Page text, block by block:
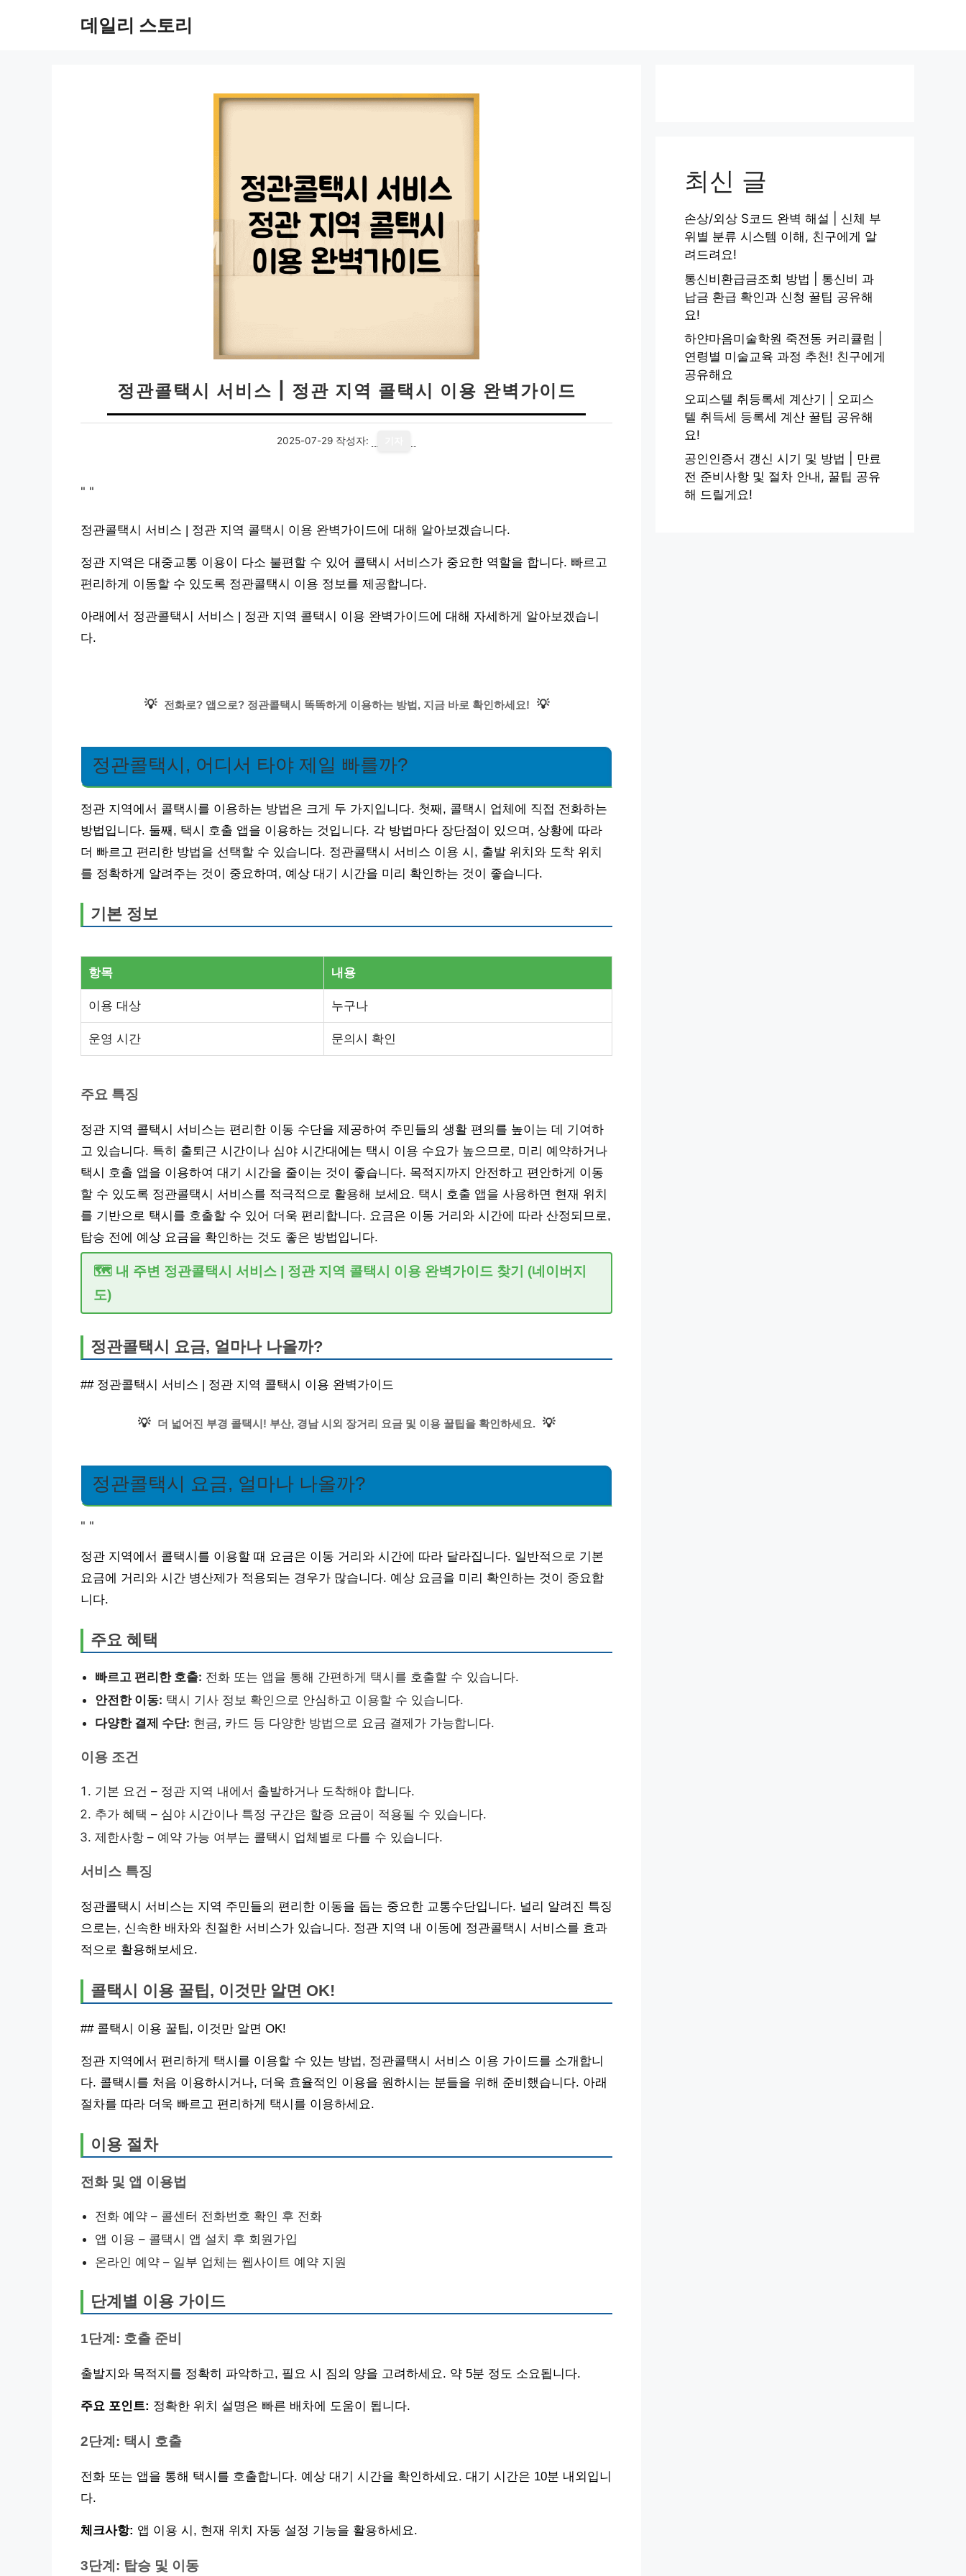
데일리 스토리
정관콜택시 서비스 | 정관 지역 콜택시 이용 완벽가이드
2025-07-29 작성자:
" "
정관콜택시 서비스 | 정관 지역 콜택시 이용 완벽가이드에 대해 알아보겠습니다.
정관 지역은 대중교통 이용이 다소 불편할 수 있어 콜택시 서비스가 중요한 역할을 합니다. 빠르고
편리하게 이동할 수 있도록 정관콜택시 이용 정보를 제공합니다.
아래에서 정관콜택시 서비스 | 정관 지역 콜택시 이용 완벽가이드에 대해 자세하게 알아보겠습니
다.
💡 전화로? 앱으로? 정관콜택시 똑똑하게 이용하는 방법, 지금 바로 확인하세요! 💡
정관콜택시, 어디서 타야 제일 빠를까?
정관 지역에서 콜택시를 이용하는 방법은 크게 두 가지입니다. 첫째, 콜택시 업체에 직접 전화하는
방법입니다. 둘째, 택시 호출 앱을 이용하는 것입니다. 각 방법마다 장단점이 있으며, 상황에 따라
더 빠르고 편리한 방법을 선택할 수 있습니다. 정관콜택시 서비스 이용 시, 출발 위치와 도착 위치
를 정확하게 알려주는 것이 중요하며, 예상 대기 시간을 미리 확인하는 것이 좋습니다.
기본 정보
항목 내용
이용 대상 누구나
운영 시간 문의시 확인
주요 특징
정관 지역 콜택시 서비스는 편리한 이동 수단을 제공하여 주민들의 생활 편의를 높이는 데 기여하
고 있습니다. 특히 출퇴근 시간이나 심야 시간대에는 택시 이용 수요가 높으므로, 미리 예약하거나
택시 호출 앱을 이용하여 대기 시간을 줄이는 것이 좋습니다. 목적지까지 안전하고 편안하게 이동
할 수 있도록 정관콜택시 서비스를 적극적으로 활용해 보세요. 택시 호출 앱을 사용하면 현재 위치
를 기반으로 택시를 호출할 수 있어 더욱 편리합니다. 요금은 이동 거리와 시간에 따라 산정되므로,
탑승 전에 예상 요금을 확인하는 것도 좋은 방법입니다.
🗺️ 내 주변 정관콜택시 서비스 | 정관 지역 콜택시 이용 완벽가이드 찾기 (네이버지
도)
정관콜택시 요금, 얼마나 나올까?
## 정관콜택시 서비스 | 정관 지역 콜택시 이용 완벽가이드
💡 더 넓어진 부경 콜택시! 부산, 경남 시외 장거리 요금 및 이용 꿀팁을 확인하세요. 💡
정관콜택시 요금, 얼마나 나올까?
" "
정관 지역에서 콜택시를 이용할 때 요금은 이동 거리와 시간에 따라 달라집니다. 일반적으로 기본
요금에 거리와 시간 병산제가 적용되는 경우가 많습니다. 예상 요금을 미리 확인하는 것이 중요합
니다.
주요 혜택
빠르고 편리한 호출: 전화 또는 앱을 통해 간편하게 택시를 호출할 수 있습니다.
안전한 이동: 택시 기사 정보 확인으로 안심하고 이용할 수 있습니다.
다양한 결제 수단: 현금, 카드 등 다양한 방법으로 요금 결제가 가능합니다.
이용 조건
기본 요건 – 정관 지역 내에서 출발하거나 도착해야 합니다.
추가 혜택 – 심야 시간이나 특정 구간은 할증 요금이 적용될 수 있습니다.
제한사항 – 예약 가능 여부는 콜택시 업체별로 다를 수 있습니다.
서비스 특징
정관콜택시 서비스는 지역 주민들의 편리한 이동을 돕는 중요한 교통수단입니다. 널리 알려진 특징
으로는, 신속한 배차와 친절한 서비스가 있습니다. 정관 지역 내 이동에 정관콜택시 서비스를 효과
적으로 활용해보세요.
콜택시 이용 꿀팁, 이것만 알면 OK!
## 콜택시 이용 꿀팁, 이것만 알면 OK!
정관 지역에서 편리하게 택시를 이용할 수 있는 방법, 정관콜택시 서비스 이용 가이드를 소개합니
다. 콜택시를 처음 이용하시거나, 더욱 효율적인 이용을 원하시는 분들을 위해 준비했습니다. 아래
절차를 따라 더욱 빠르고 편리하게 택시를 이용하세요.
이용 절차
전화 및 앱 이용법
전화 예약 – 콜센터 전화번호 확인 후 전화
앱 이용 – 콜택시 앱 설치 후 회원가입
온라인 예약 – 일부 업체는 웹사이트 예약 지원
단계별 이용 가이드
1단계: 호출 준비
출발지와 목적지를 정확히 파악하고, 필요 시 짐의 양을 고려하세요. 약 5분 정도 소요됩니다.
주요 포인트: 정확한 위치 설명은 빠른 배차에 도움이 됩니다.
2단계: 택시 호출
전화 또는 앱을 통해 택시를 호출합니다. 예상 대기 시간을 확인하세요. 대기 시간은 10분 내외입니
다.
체크사항: 앱 이용 시, 현재 위치 자동 설정 기능을 활용하세요.
3단계: 탑승 및 이동
최신 글
손상/외상 S코드 완벽 해설 | 신체 부
위별 분류 시스템 이해, 친구에게 알
려드려요!
통신비환급금조회 방법 | 통신비 과
납금 환급 확인과 신청 꿀팁 공유해
요!
하얀마음미술학원 죽전동 커리큘럼 |
연령별 미술교육 과정 추천! 친구에게
공유해요
오피스텔 취등록세 계산기 | 오피스
텔 취득세 등록세 계산 꿀팁 공유해
요!
공인인증서 갱신 시기 및 방법 | 만료
전 준비사항 및 절차 안내, 꿀팁 공유
해 드릴게요!